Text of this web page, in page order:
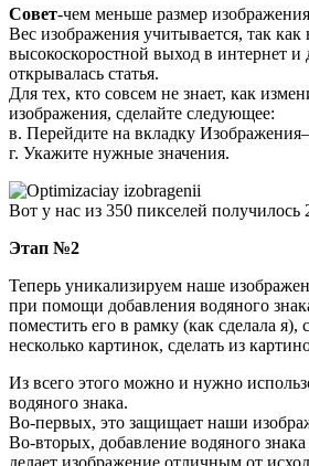
Совет-чем меньше размер
Вес изображения учитывается, так как
высокоскоростной выход в интернет и
открывалась статья.
Для тех, кто совсем не знает, как
изображения, сделайте следующее:
в. Перейдите на вкладку
г. Укажите нужные значения.
Вот у нас из 350 пикселей получилось
Этап №2
Теперь уникализируем наше
при помощи добавления водяного
поместить его в рамку (как сделала я),
несколько картинок, сделать из
Из всего этого можно и нужно
водяного знака.
Во-первых, это защищает наши
Во-вторых, добавление водяного